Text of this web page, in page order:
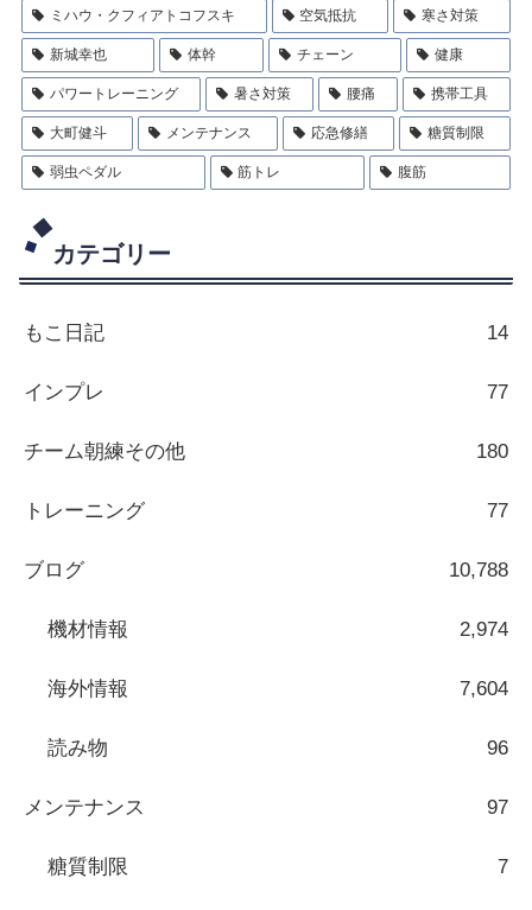
ミハウ・クフィアトコフスキ 空気抵抗 寒さ対策
新城幸也 体幹 チェーン 健康
パワートレーニング 暑さ対策 腰痛 携帯工具
大町健斗 メンテナンス 応急修繕 糖質制限
弱虫ペダル 筋トレ 腹筋
カテゴリー
もこ日記 14
インプレ 77
チーム朝練その他 180
トレーニング 77
ブログ 10,788
機材情報 2,974
海外情報 7,604
読み物 96
メンテナンス 97
糖質制限 7